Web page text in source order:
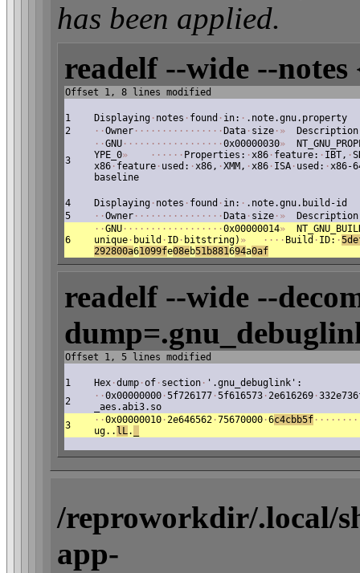
has been applied.
readelf --wide --notes
Offset 1, 8 lines modified
1 Displaying · notes · found · in: · .note.gnu.property
2
· ·Owner · · · · · · · · · · · · · · · · Data · size · » Description
3
· ·GNU · · · · · · · · · · · · · · · · · ·0x00000030»
YPE_0» · · · · · · Properties: ·x86 · feature: · IBT, ·
x86 · feature · used: ·x86, ·XMM, ·x86 · ISA · used: ·x86-
baseline
4 Displaying · notes · found · in: · .note.gnu.build-id
5
· ·Owner · · · · · · · · · · · · · · · · Data · size · » Description
6
· ·GNU · · · · · · · · · · · · · · · · · ·0x00000014»
unique · build · ID · bitstring) » · · · · Build · ID: ·
292800a61099fe08eb51b881694a0af
readelf --wide --
Offset 1, 5 lines modified
1 Hex ·dump ·of · section · '.gnu_debuglink':
2
· ·0x00000000 ·5f726177 ·5f616573 ·2e616269 ·
_aes.abi3.so
3
· ·0x00000010 ·2e646562 ·75670000 ·6c4cbb5f · · · · · · · ·
ug.. lL.
/reproworkdir/.local/
app-